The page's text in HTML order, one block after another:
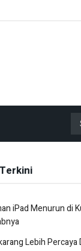
iPad Menurun di
Lebih Percaya